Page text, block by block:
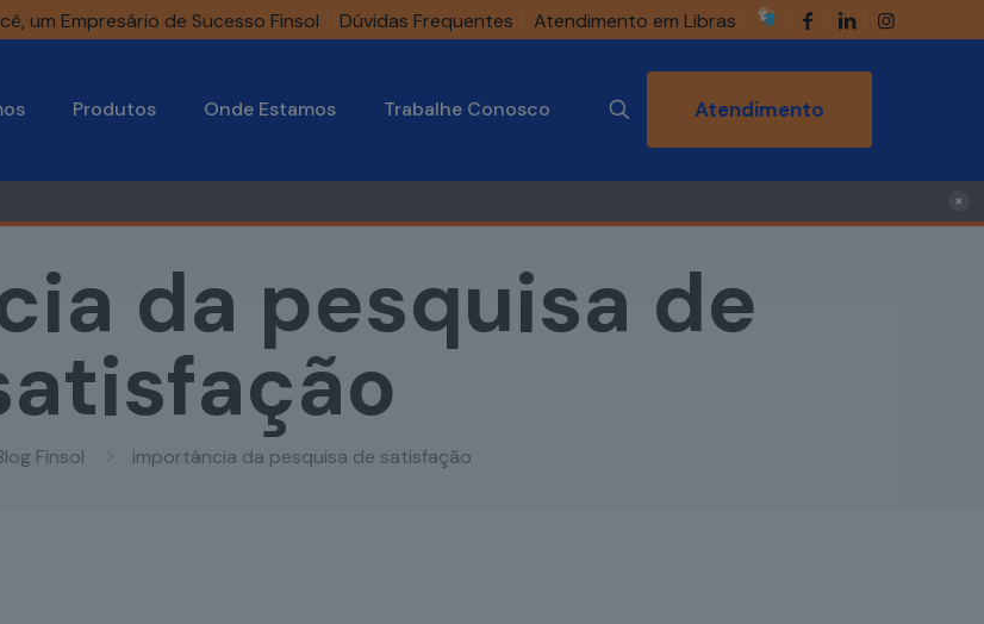
um Empresário de Sucesso Finsol Dúvidas Frequentes Atendimento em Libras
Produtos Onde Estamos Trabalhe Conosco Atendimento
×
da pesquisa de
Finsol importância da pesquisa de satisfação